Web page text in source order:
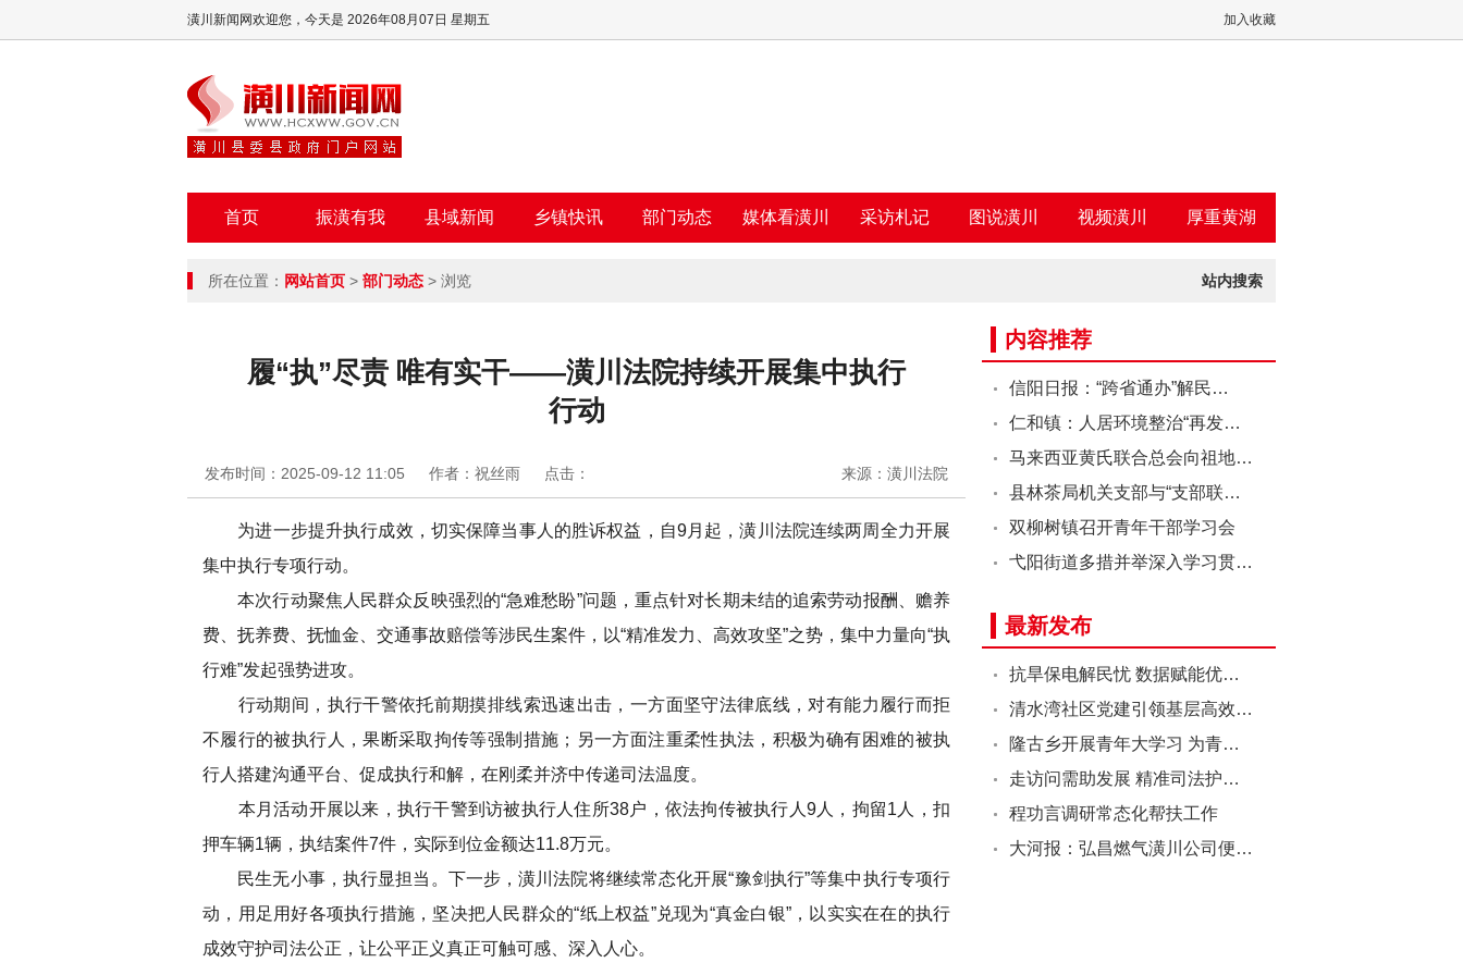
加入收藏
潢川新闻网欢迎您， 今天是 2026年08月07日 星期五
首页 振潢有我 县域新闻 乡镇快讯 部门动态 媒体看潢川 采访札记 图说潢川 视频潢川 厚重黄湖
站内搜索
所在位置： 网站首页 > 部门动态 > 浏览
履“执”尽责 唯有实干——潢川法院持续开展集中执行
行动
来源：潢川法院
发布时间：2025-09-12 11:05 作者：祝丝雨 点击：
为进一步提升执行成效，切实保障当事人的胜诉权益，自9月起，潢川法院连续两周全力开展
集中执行专项行动。
本次行动聚焦人民群众反映强烈的“急难愁盼”问题，重点针对长期未结的追索劳动报酬、赡养
费、抚养费、抚恤金、交通事故赔偿等涉民生案件，以“精准发力、高效攻坚”之势，集中力量向“执
行难”发起强势进攻。
行动期间，执行干警依托前期摸排线索迅速出击，一方面坚守法律底线，对有能力履行而拒
不履行的被执行人，果断采取拘传等强制措施；另一方面注重柔性执法，积极为确有困难的被执
行人搭建沟通平台、促成执行和解，在刚柔并济中传递司法温度。
本月活动开展以来，执行干警到访被执行人住所38户，依法拘传被执行人9人，拘留1人，扣
押车辆1辆，执结案件7件，实际到位金额达11.8万元。
民生无小事，执行显担当。下一步，潢川法院将继续常态化开展“豫剑执行”等集中执行专项行
动，用足用好各项执行措施，坚决把人民群众的“纸上权益”兑现为“真金白银”，以实实在在的执行
成效守护司法公正，让公平正义真正可触可感、深入人心。
内容推荐
信阳日报：“跨省通办”解民…
仁和镇：人居环境整治“再发…
马来西亚黄氏联合总会向祖地…
县林茶局机关支部与“支部联…
双柳树镇召开青年干部学习会
弋阳街道多措并举深入学习贯…
最新发布
抗旱保电解民忧 数据赋能优…
清水湾社区党建引领基层高效…
隆古乡开展青年大学习 为青…
走访问需助发展 精准司法护…
程功言调研常态化帮扶工作
大河报：弘昌燃气潢川公司便…